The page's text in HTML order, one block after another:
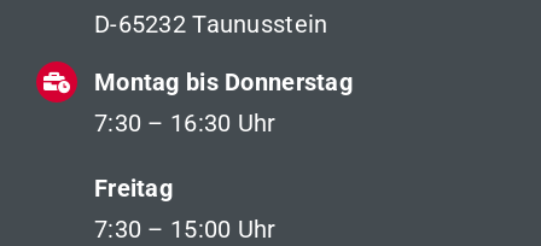
D-65232 Taunusstein
Montag bis Donnerstag
7:30 – 16:30 Uhr
Freitag
7:30 – 15:00 Uhr